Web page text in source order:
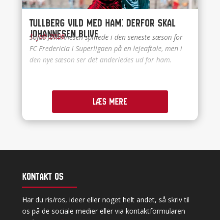
Tullberg vild med ham: Derfor skal
Johannesen blive
1. juli 2026
Sofus Johannesen spillede i den seneste sæson for
FC Fredericia i Superligaen på en lejeaftale, men i
den nye sæson ser det anderledes ud for ham.
Læs mere
Kontakt os
Har du ris/ros, ideer eller noget helt andet, så skriv til
os på de sociale medier eller via kontaktformularen